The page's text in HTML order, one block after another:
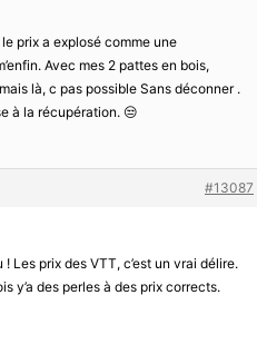
le prix a explosé comme une
Avec mes 2 pattes en bois,
là, c pas possible Sans déconner .
à la récupération. 😒
#13087
! Les prix des VTT, c’est un vrai délire.
y’a des perles à des prix corrects.